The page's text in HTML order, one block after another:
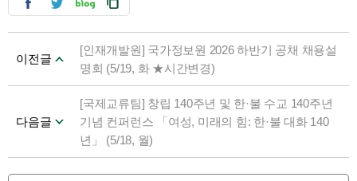
이전글
[인재개발원] 국가정보원 2026 하반기 공채 채용설
명회 (5/19, 화 ★시간변경)
다음글
[국제교류팀] 창립 140주년 및 한·불 수교 140주년
기념 컨퍼런스 「여성, 미래의 힘: 한·불 대화 140
년」 (5/18, 월)